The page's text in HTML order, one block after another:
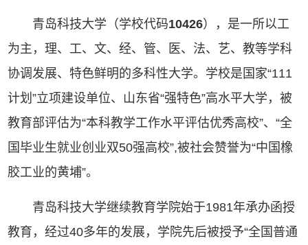
青岛科技大学（学校代码10426），是一所以工
为主，理、工、文、经、管、医、法、艺、教等学科
协调发展、特色鲜明的多科性大学。学校是国家“111
计划”立项建设单位、山东省“强特色”高水平大学，被
教育部评估为“本科教学工作水平评估优秀高校”、“全
国毕业生就业创业双50强高校”,被社会赞誉为“中国橡
胶工业的黄埔”。
青岛科技大学继续教育学院始于1981年承办函授
教育，经过40多年的发展，学院先后被授予“全国普通